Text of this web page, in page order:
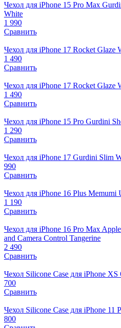
Чехол для iPhone 15 Pro Max
White
1 990
Сравнить
Чехол для iPhone 17 Rocket Glaze
1 490
Сравнить
Чехол для iPhone 17 Rocket
1 490
Сравнить
Чехол для iPhone 15 Pro Gurdini
1 290
Сравнить
Чехол для iPhone 17 Gurdini Slim
990
Сравнить
Чехол для iPhone 16 Plus Memumi
1 190
Сравнить
Чехол для iPhone 16 Pro Max
and Camera Control Tangerine
2 490
Сравнить
Чехол Silicone Case для iPhone
700
Сравнить
Чехол Silicone Case для iPhone 11
800